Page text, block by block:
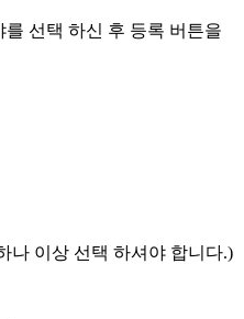
를 선택 하신 후 등록 버튼을
나 이상 선택 하셔야 합니다.)